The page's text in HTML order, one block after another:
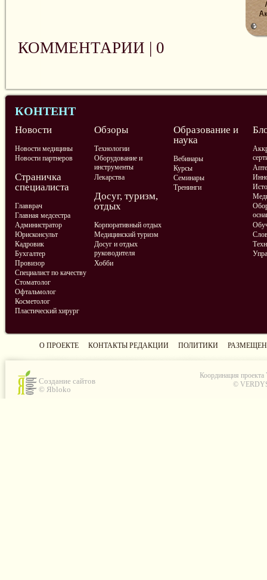
КОММЕНТАРИИ | 0
КОНТЕНТ
Новости
Новости медицины
Новости партнеров
Обзоры
Технологии
Оборудование и
инструменты
Лекарства
Образование и
наука
Вебинары
Курсы
Семинары
Тренинги
Страничка
специалиста
Главврач
Главная медсестра
Администратор
Юрисконсульт
Кадровик
Бухгалтер
Провизор
Специалист по качеству
Стоматолог
Офтальмолог
Косметолог
Пластический хирург
Досуг, туризм,
отдых
Корпоративный отдых
Медицинский туризм
Досуг и отдых
руководителя
Хобби
О ПРОЕКТЕ КОНТАКТЫ РЕДАКЦИИ ПОЛИТИКИ
Создание сайтов
© Яbloko
Координация проекта
©